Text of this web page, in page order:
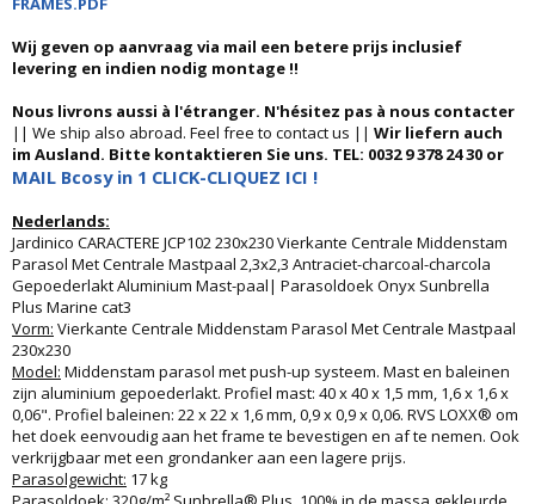
Wij geven op aanvraag via mail een betere prijs inclusief
levering en indien nodig montage !!
Nous livrons aussi à l'étranger. N'hésitez pas à nous contacter
|| We ship also abroad. Feel free to contact us || Wir liefern auch
im Ausland. Bitte kontaktieren Sie uns. TEL: 0032 9 378 24 30 or
MAIL Bcosy in 1 CLICK-CLIQUEZ ICI !
Nederlands:
Jardinico CARACTERE JCP102 230x230 Vierkante Centrale Middenstam
Parasol Met Centrale Mastpaal 2,3x2,3 Antraciet-charcoal-charcola
Gepoederlakt Aluminium Mast-paal| Parasoldoek Onyx Sunbrella
Plus Marine cat3
Vorm: Vierkante Centrale Middenstam Parasol Met Centrale Mastpaal
230x230
Model: Middenstam parasol met push-up systeem. Mast en baleinen
zijn aluminium gepoederlakt. Profiel mast: 40 x 40 x 1,5 mm, 1,6 x 1,6 x
0,06". Profiel baleinen: 22 x 22 x 1,6 mm, 0,9 x 0,9 x 0,06. RVS LOXX® om
het doek eenvoudig aan het frame te bevestigen en af te nemen. Ook
verkrijgbaar met een grondanker aan een lagere prijs.
Parasolgewicht: 17 kg